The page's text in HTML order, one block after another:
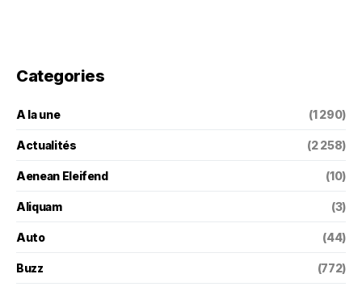
Categories
A la une (1 290)
Actualités (2 258)
Aenean Eleifend (10)
Aliquam (3)
Auto (44)
Buzz (772)